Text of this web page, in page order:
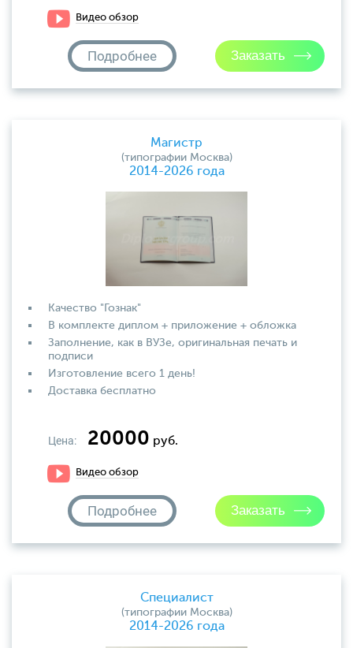
Видео обзор
Подробнее
Магистр
(типографии Москва)
2014-2026 года
Качество "Гознак"
В комплекте диплом + приложение + обложка
Заполнение, как в ВУЗе, оригинальная печать и
подписи
Изготовление всего 1 день!
Доставка бесплатно
Цена: 20000 руб.
Видео обзор
Подробнее
Специалист
(типографии Москва)
2014-2026 года